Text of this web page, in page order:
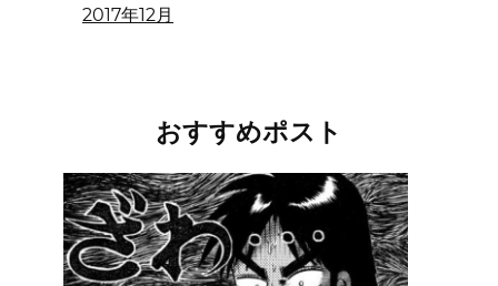
2017年12月
おすすめポスト